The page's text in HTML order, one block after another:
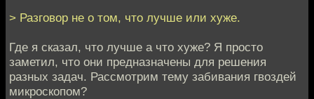
> Разговор не о том, что лучше или хуже.
Где я сказал, что лучше а что хуже? Я просто
заметил, что они предназначены для решения
разных задач. Рассмотрим тему забивания гвоздей
микроскопом?